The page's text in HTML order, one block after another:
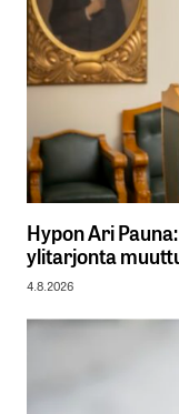
Hypon Ari
ylitarjonta
4.8.2026